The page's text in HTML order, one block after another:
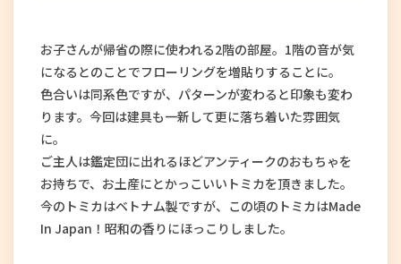
お子さんが帰省の際に使われる2階の部屋。1階の音が気
になるとのことでフローリングを増貼りすることに。
色合いは同系色ですが、パターンが変わると印象も変わ
ります。今回は建具も一新して更に落ち着いた雰囲気
に。
ご主人は鑑定団に出れるほどアンティークのおもちゃを
お持ちで、お土産にとかっこいいトミカを頂きました。
今のトミカはベトナム製ですが、この頃のトミカはMade
In Japan！昭和の香りにほっこりしました。